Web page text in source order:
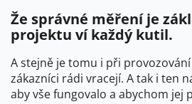
Že správné měření je
projektu ví každý kutil.
A stejně je tomu i při
zákazníci rádi vracejí. A tak i ten
aby vše fungovalo a abychom jej
Po - Čt
06:00 - 07:00
07:30 - 15:30
Pá
06:00 - 07:00
07:30 - 15:00
So
07:00 - 10:00